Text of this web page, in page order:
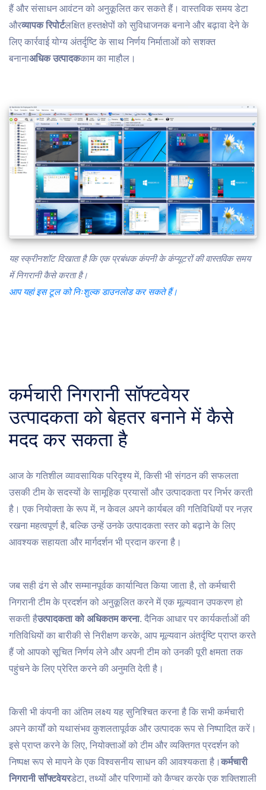
हैं और संसाधन आवंटन को अनुकूलित कर सकते हैं। वास्तविक समय डेटा
औरव्यापक रिपोर्टलक्षित हस्तक्षेपों को सुविधाजनक बनाने और बढ़ावा देने के
लिए कार्रवाई योग्य अंतर्दृष्टि के साथ निर्णय निर्माताओं को सशक्त
बनानाअधिक उत्पादककाम का माहौल।
यह स्क्रीनशॉट दिखाता है कि एक प्रबंधक कंपनी के कंप्यूटरों की वास्तविक समय
में निगरानी कैसे करता है।
आप यहां इस टूल को निःशुल्क डाउनलोड कर सकते हैं।
कर्मचारी निगरानी सॉफ्टवेयर
उत्पादकता को बेहतर बनाने में कैसे
मदद कर सकता है
आज के गतिशील व्यावसायिक परिदृश्य में, किसी भी संगठन की सफलता
उसकी टीम के सदस्यों के सामूहिक प्रयासों और उत्पादकता पर निर्भर करती
है। एक नियोक्ता के रूप में, न केवल अपने कार्यबल की गतिविधियों पर नज़र
रखना महत्वपूर्ण है, बल्कि उन्हें उनके उत्पादकता स्तर को बढ़ाने के लिए
आवश्यक सहायता और मार्गदर्शन भी प्रदान करना है।
जब सही ढंग से और सम्मानपूर्वक कार्यान्वित किया जाता है, तो कर्मचारी
निगरानी टीम के प्रदर्शन को अनुकूलित करने में एक मूल्यवान उपकरण हो
सकती हैउत्पादकता को अधिकतम करना. दैनिक आधार पर कार्यकर्ताओं की
गतिविधियों का बारीकी से निरीक्षण करके, आप मूल्यवान अंतर्दृष्टि प्राप्त करते
हैं जो आपको सूचित निर्णय लेने और अपनी टीम को उनकी पूरी क्षमता तक
पहुंचने के लिए प्रेरित करने की अनुमति देती है।
किसी भी कंपनी का अंतिम लक्ष्य यह सुनिश्चित करना है कि सभी कर्मचारी
अपने कार्यों को यथासंभव कुशलतापूर्वक और उत्पादक रूप से निष्पादित करें।
इसे प्राप्त करने के लिए, नियोक्ताओं को टीम और व्यक्तिगत प्रदर्शन को
निष्पक्ष रूप से मापने के एक विश्वसनीय साधन की आवश्यकता है।कर्मचारी
निगरानी सॉफ्टवेयरडेटा, तथ्यों और परिणामों को कैप्चर करके एक शक्तिशाली